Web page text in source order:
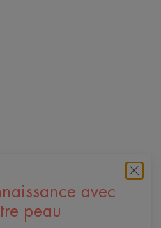
avec
peau